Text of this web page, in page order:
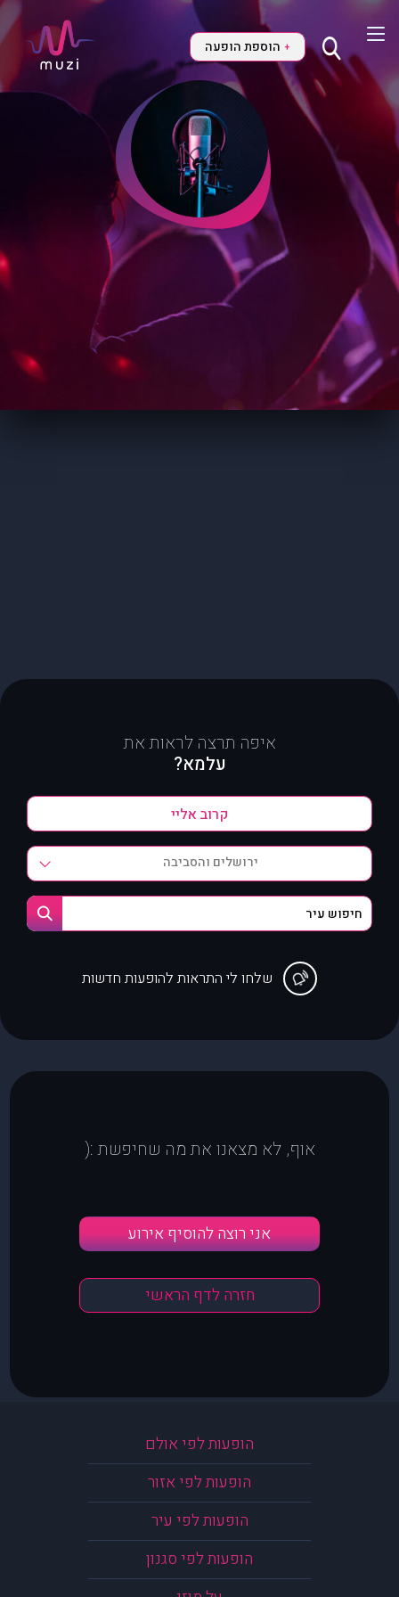
+ הוספת הופעה
איפה תרצה לראות את
עלמא?
ירושלים והסביבה
שלחו לי התראות להופעות חדשות
אוף, לא מצאנו את מה שחיפשת :(
אני רוצה להוסיף אירוע
חזרה לדף הראשי
הופעות לפי אולם
הופעות לפי אזור
הופעות לפי עיר
הופעות לפי סגנון